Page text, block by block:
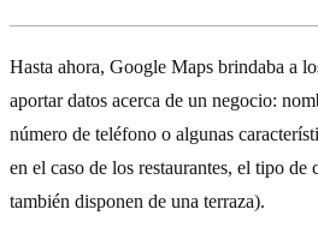
Hasta ahora, Google Maps brindaba a
aportar datos acerca de un negocio:
número de teléfono o algunas
en el caso de los restaurantes, el tipo de
también disponen de una terraza).